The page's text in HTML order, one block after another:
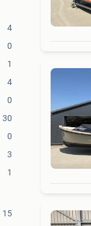
4
0
1
4
0
30
0
3
1
15